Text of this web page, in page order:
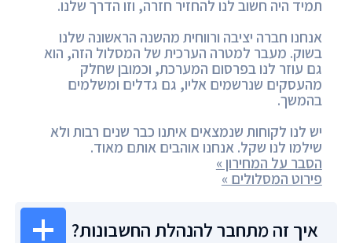
תמיד היה חשוב לנו להחזיר חזרה, וזו הדרך שלנו.
אנחנו חברה יציבה ורווחית מהשנה הראשונה שלנו
בשוק. מעבר למטרה הערכית של המסלול הזה, הוא
גם עוזר לנו בפרסום המערכת, וכמובן שחלק
מהעסקים שנרשמים אליו, גם גדלים ומשלמים
בהמשך.
יש לנו לקוחות שנמצאים איתנו כבר שנים רבות ולא
שילמו לנו שקל. אנחנו אוהבים אותם מאוד.
הסבר על המחירון »
פירוט המסלולים »
איך זה מתחבר להנהלת החשבונות?